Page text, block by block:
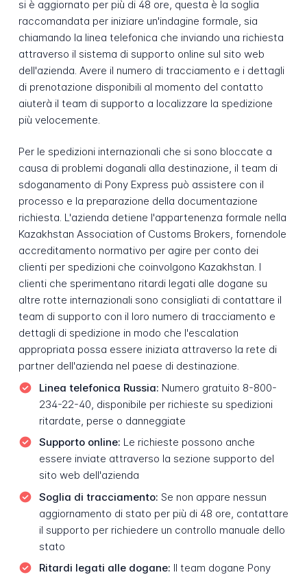
si è aggiornato per più di 48 ore, questa è la soglia
raccomandata per iniziare un'indagine formale, sia
chiamando la linea telefonica che inviando una richiesta
attraverso il sistema di supporto online sul sito web
dell'azienda. Avere il numero di tracciamento e i dettagli
di prenotazione disponibili al momento del contatto
aiuterà il team di supporto a localizzare la spedizione
più velocemente.
Per le spedizioni internazionali che si sono bloccate a
causa di problemi doganali alla destinazione, il team di
sdoganamento di Pony Express può assistere con il
processo e la preparazione della documentazione
richiesta. L'azienda detiene l'appartenenza formale nella
Kazakhstan Association of Customs Brokers, fornendole
accreditamento normativo per agire per conto dei
clienti per spedizioni che coinvolgono Kazakhstan. I
clienti che sperimentano ritardi legati alle dogane su
altre rotte internazionali sono consigliati di contattare il
team di supporto con il loro numero di tracciamento e
dettagli di spedizione in modo che l'escalation
appropriata possa essere iniziata attraverso la rete di
partner dell'azienda nel paese di destinazione.
Linea telefonica Russia: Numero gratuito 8-800-
234-22-40, disponibile per richieste su spedizioni
ritardate, perse o danneggiate
Supporto online: Le richieste possono anche
essere inviate attraverso la sezione supporto del
sito web dell'azienda
Soglia di tracciamento: Se non appare nessun
aggiornamento di stato per più di 48 ore, contattare
il supporto per richiedere un controllo manuale dello
stato
Ritardi legati alle dogane: Il team dogane Pony